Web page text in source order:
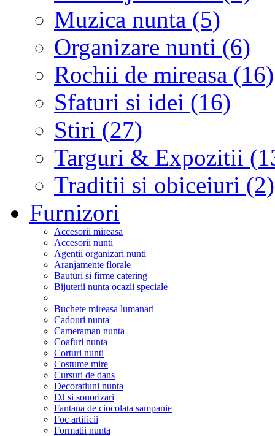
Muzica nunta (5)
Organizare nunti (6)
Rochii de mireasa (16)
Sfaturi si idei (16)
Stiri (27)
Targuri & Expozitii
Traditii si obiceiuri (2)
Furnizori
Accesorii mireasa
Accesorii nunti
Agentii organizari nunti
Aranjamente florale
Bauturi si firme catering
Bijuterii nunta ocazii speciale
Buchete mireasa lumanari
Cadouri nunta
Cameraman nunta
Coafuri nunta
Corturi nunti
Costume mire
Cursuri de dans
Decoratiuni nunta
DJ si sonorizari
Fantana de ciocolata sampanie
Foc artificii
Formatii nunta